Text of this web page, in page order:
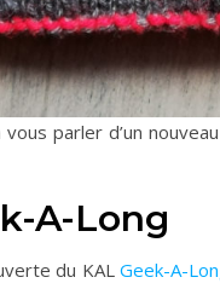
vous parler d’un
A-Long
du KALGeek-A-